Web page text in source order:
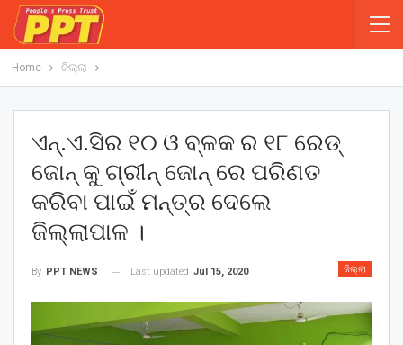
Home ଜିଲ୍ଲା
ଏନ୍.ଏ.ସିର ୧୦ ଓ ବ୍ଳକ ର ୧୮ ରେଡ୍
ଜୋନ୍ କୁ ଗ୍ରୀନ୍ ଜୋନ୍ ରେ ପରିଣତ
କରିବା ପାଇଁ ମନ୍ତ୍ର ଦେଲେ
ଜିଲ୍ଲାପାଳ ।
ଜିଲ୍ଲା
By PPT NEWS Last updated Jul 15, 2020